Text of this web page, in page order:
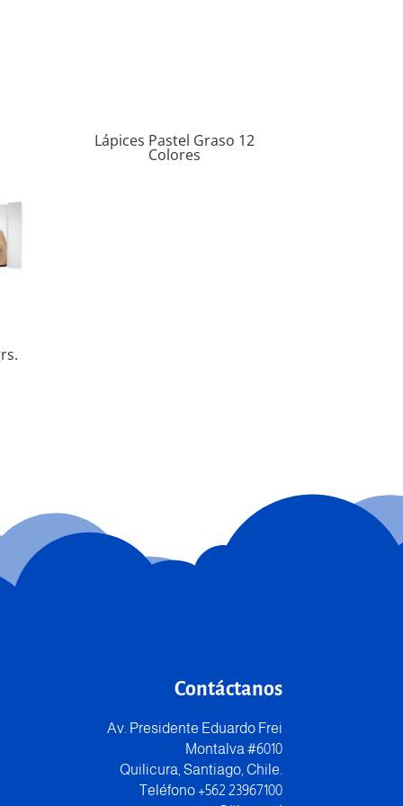
Lápices Pastel Graso 12
Colores
Contáctanos
Av. Presidente Eduardo Frei
Montalva #6010
Quilicura, Santiago, Chile.
Teléfono +562 23967100